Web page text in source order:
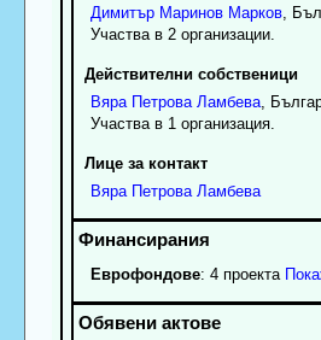
Димитър Маринов Марков,
Участва в 2 организации.
Действителни собственици
Вяра Петрова Ламбева,
Участва в 1 организация.
Лице за контакт
Вяра Петрова Ламбева
Еврофондове: 4 проекта